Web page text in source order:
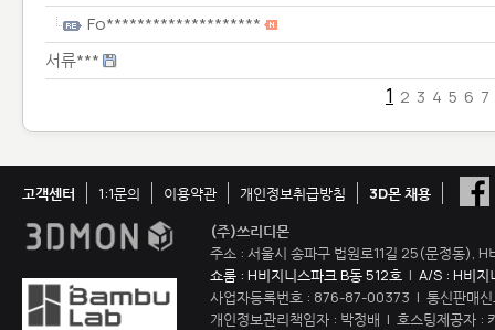
Fo********************
서류***
1 2 3 4 5 6 7
고객센터 1:1문의 이용약관 개인정보취급방침
3D몬 채용
(주)쓰리디몬
주소 : 서울시 송파구 법원로11길 25(문정동),
쇼룸 : H비지니스파크 B동 512호 | A/S : H비지
사업자등록번호 : 876-87-00373 | 통신판매
개인정보관리책임자 : 박정배 | 호스팅제공자 :